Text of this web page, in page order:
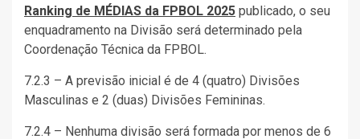
Ranking de MÉDIAS da FPBOL 2025 publicado, o seu
enquadramento na Divisão será determinado pela
Coordenação Técnica da FPBOL.
7.2.3 – A previsão inicial é de 4 (quatro) Divisões
Masculinas e 2 (duas) Divisões Femininas.
7.2.4 – Nenhuma divisão será formada por menos de 6